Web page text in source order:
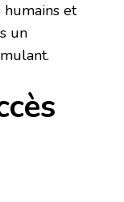
humains et
un